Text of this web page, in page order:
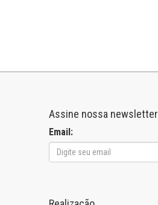
Assine nossa newsletter
Email: